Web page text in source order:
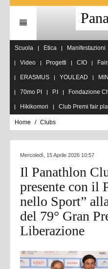
Scuola Etica Manifestazioni
Video Progetti CIO
ERASMUS YOULEAD
70mo PI P.I Fondazione
Hikikomori Club Premi fair
Home Clubs
Mercoledì, 15 Aprile 2026 10:57
Il Panathlon
presente con il
nello Sport”
del 79° Gran
Liberazione